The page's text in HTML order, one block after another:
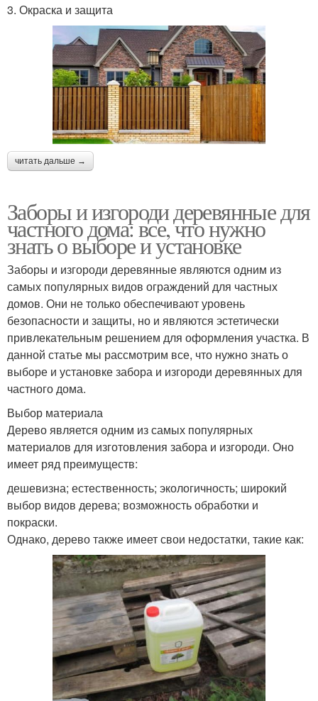
3. Окраска и защита
читать дальше →
Заборы и изгороди деревянные для
частного дома: все, что нужно
знать о выборе и установке
Заборы и изгороди деревянные являются одним из
самых популярных видов ограждений для частных
домов. Они не только обеспечивают уровень
безопасности и защиты, но и являются эстетически
привлекательным решением для оформления участка. В
данной статье мы рассмотрим все, что нужно знать о
выборе и установке забора и изгороди деревянных для
частного дома.
Выбор материала
Дерево является одним из самых популярных
материалов для изготовления забора и изгороди. Оно
имеет ряд преимуществ:
дешевизна; естественность; экологичность; широкий
выбор видов дерева; возможность обработки и
покраски.
Однако, дерево также имеет свои недостатки, такие как: